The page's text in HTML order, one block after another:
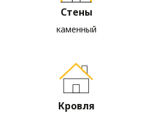
Стены
каменный
Кровля